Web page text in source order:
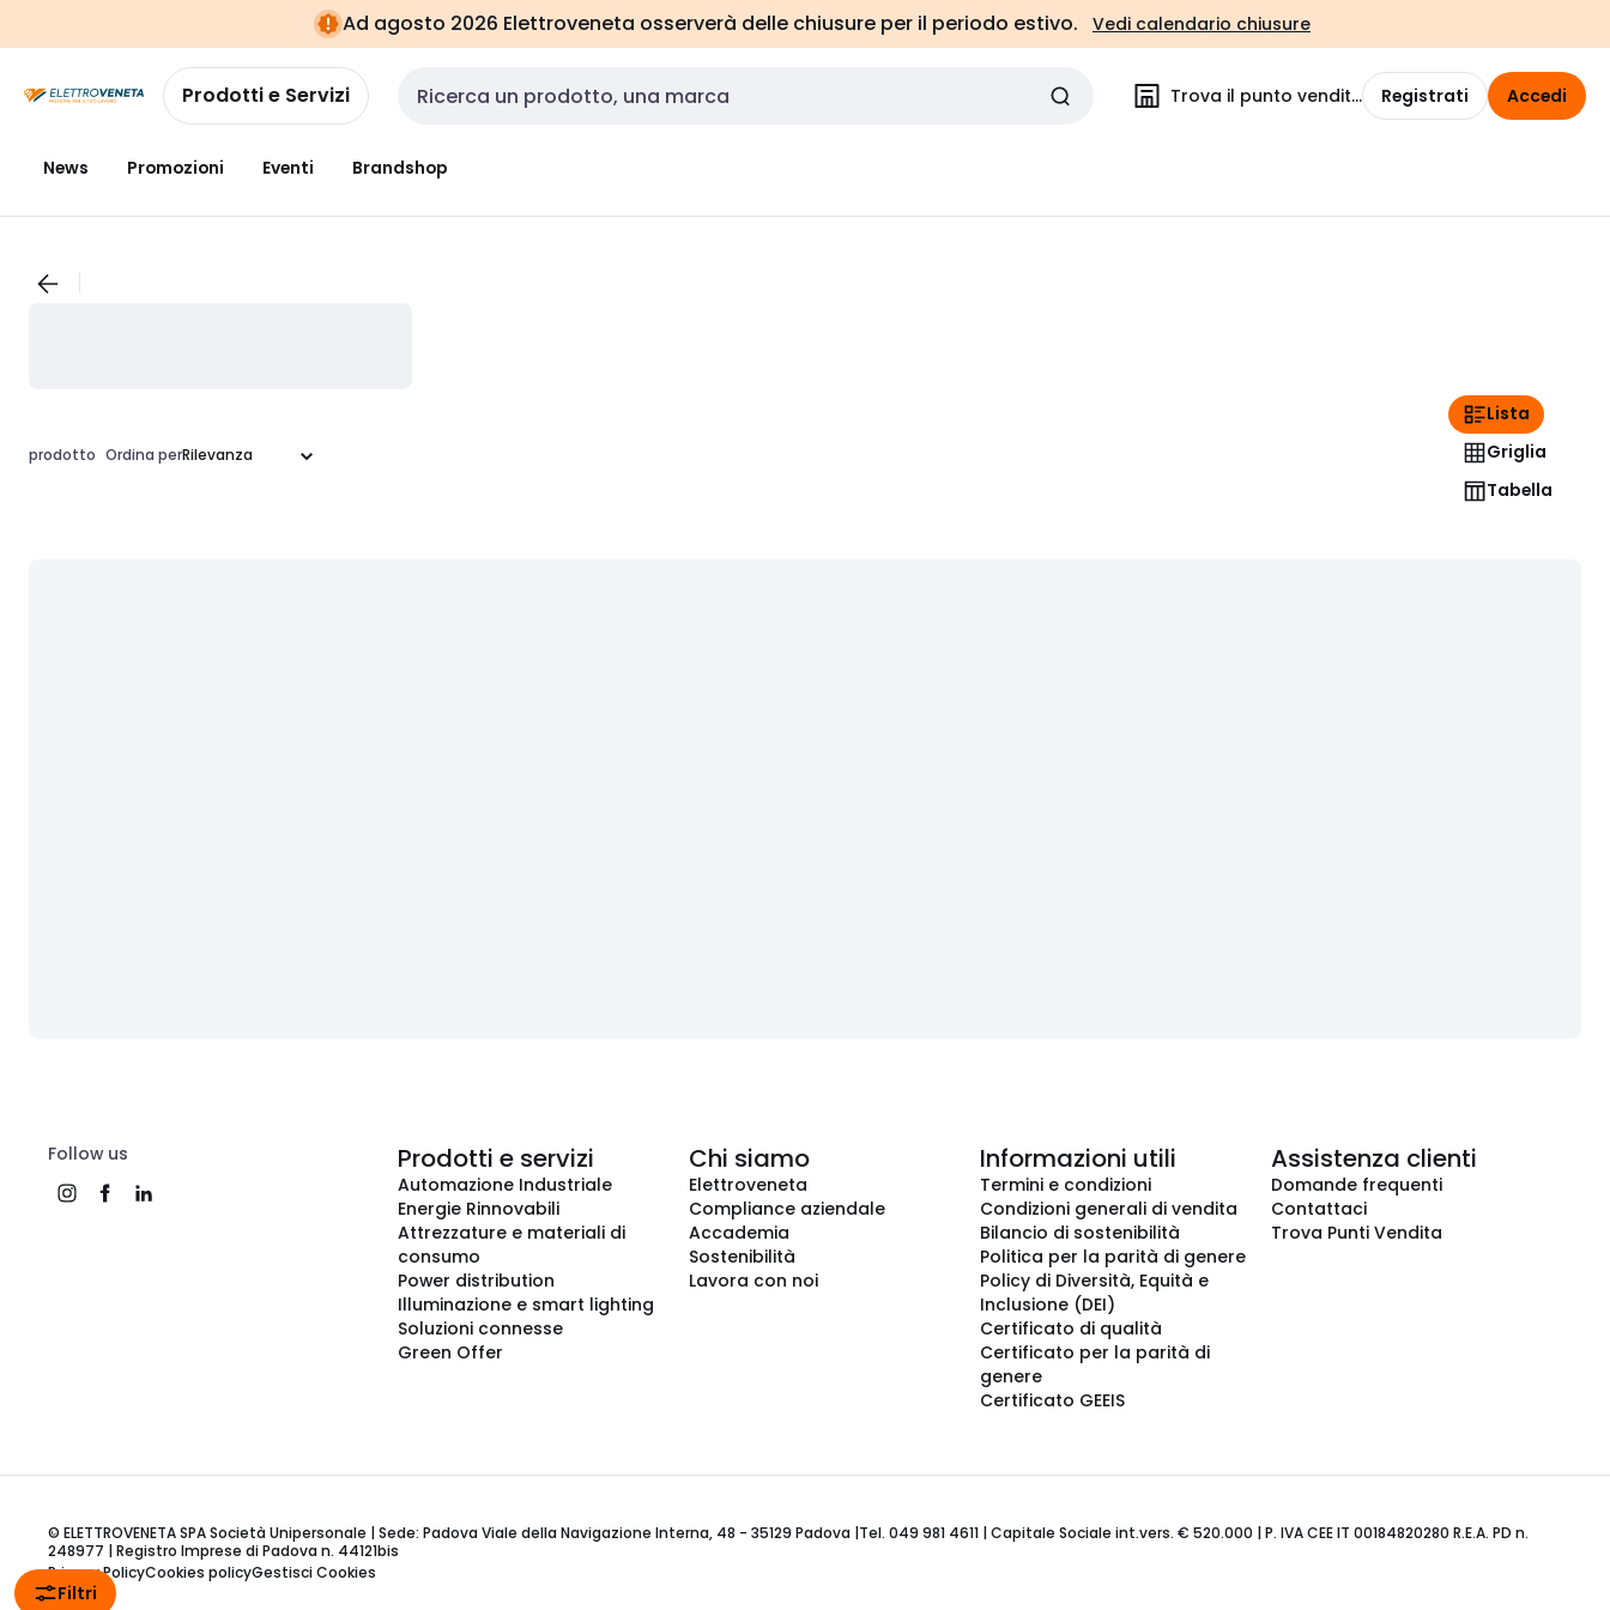
navigazionealla
pagina
Ad agosto 2026 Elettroveneta osserverà delle chiusure per il periodo estivo. Vedi calendario chiusure
Prodotti e Servizi Cerca input Trova il punto vendita Registrati Accedi
News Promozioni Eventi Brandshop
Filtri
prodotto Ordina per
Lista
Griglia
Tabella
Follow us Prodotti e servizi
Automazione Industriale
Energie Rinnovabili
Attrezzature e materiali di
consumo
Power distribution
Illuminazione e smart lighting
Soluzioni connesse
Green Offer
Chi siamo
Elettroveneta
Compliance aziendale
Accademia
Sostenibilità
Lavora con noi
Informazioni utili
Termini e condizioni
Condizioni generali di vendita
Bilancio di sostenibilità
Politica per la parità di genere
Policy di Diversità, Equità e
Inclusione (DEI)
Certificato di qualità
Certificato per la parità di
genere
Certificato GEEIS
Assistenza clienti
Domande frequenti
Contattaci
Trova Punti Vendita
© ELETTROVENETA SPA Società Unipersonale | Sede: Padova Viale della Navigazione Interna, 48 - 35129 Padova |Tel. 049 981 4611 | Capitale Sociale int.vers. € 520.000 | P. IVA CEE IT 00184820280 R.E.A. PD n.
248977 | Registro Imprese di Padova n. 44121bis
Privacy PolicyCookies policyGestisci Cookies